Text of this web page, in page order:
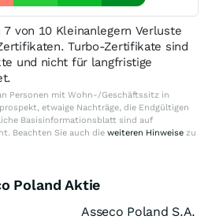
von 10 Kleinanlegern Verluste
Turbo-Zertifikate sind
und nicht für langfristige
Personen mit Wohn-/Geschäftssitz in
etwaige Nachträge, die Endgültigen
Basisinformationsblatt sind auf
Beachten Sie auch die weiteren Hinweise zu
Poland Aktie
Asseco Poland S.A.